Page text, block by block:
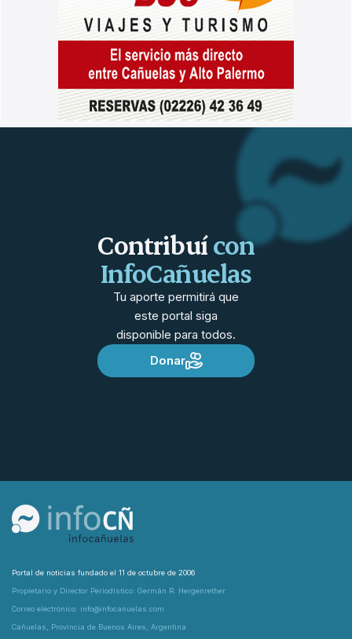
Contribuícon
InfoCañuelas
Tu aporte permitirá que
este portal siga
disponible para todos.
Donar
Portal de noticias fundado el 11 de octubre de 2006
Propietario y Director Periodístico: Germán R. Hergenrether
Correo electrónico: info@infocanuelas.com
Cañuelas, Provincia de Buenos Aires, Argentina